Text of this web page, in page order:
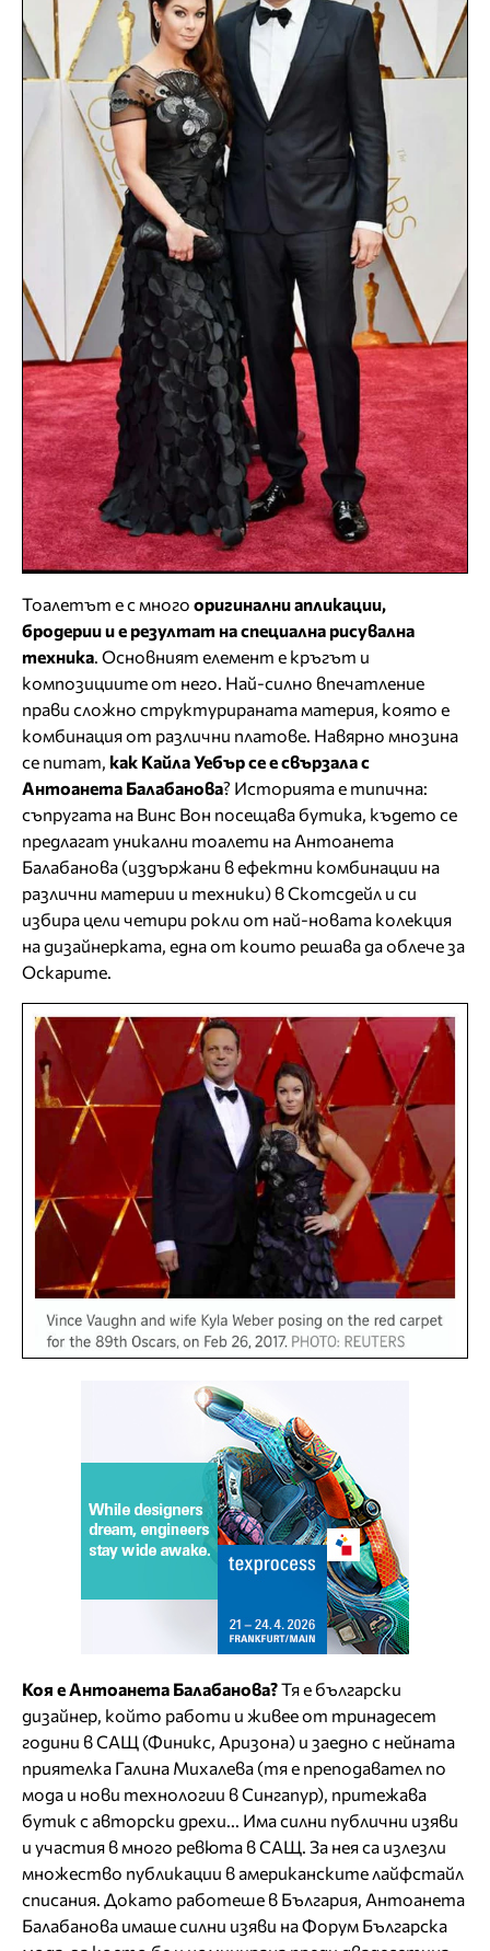
Тоалетът е с много оригинални апликации,
бродерии и е резултат на специална рисувална
техника. Основният елемент е кръгът и
композициите от него. Най-силно впечатление
прави сложно структурираната материя, която е
комбинация от различни платове. Навярно мнозина
се питат, как Кайла Уебър се е свързала с
Антоанета Балабанова? Историята е типична:
съпругата на Винс Вон посещава бутика, където се
предлагат уникални тоалети на Антоанета
Балабанова (издържани в ефектни комбинации на
различни материи и техники) в Скотсдейл и си
избира цели четири рокли от най-новата колекция
на дизайнерката, една от които решава да облече за
Оскарите.
Коя е Антоанета Балабанова?Тя е български
дизайнер, който работи и живее от тринадесет
години в САЩ (Финикс, Аризона) и заедно с нейната
приятелка Галина Михалева (тя е преподавател по
мода и нови технологии в Сингапур), притежава
бутик с авторски дрехи... Има силни публични изяви
и участия в много ревюта в САЩ. За нея са излезли
множество публикации в американските лайфстайл
списания. Докато работеше в България, Антоанета
Балабанова имаше силни изяви на Форум Българска